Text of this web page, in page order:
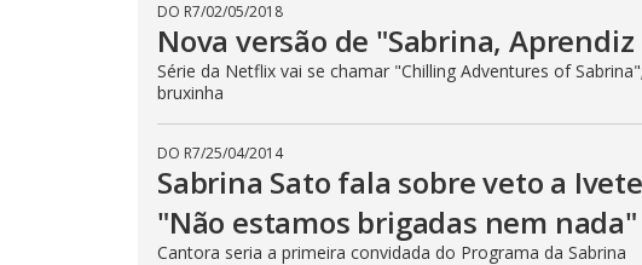
DO R7/02/05/2018
Nova versão de "Sabrina,
Série da Netflix vai se chamar "Chilling Adventures of
bruxinha
DO R7/25/04/2014
Sabrina Sato fala sobre veto a
"Não estamos brigadas nem nada"
Cantora seria a primeira convidada do Programa da Sabrina